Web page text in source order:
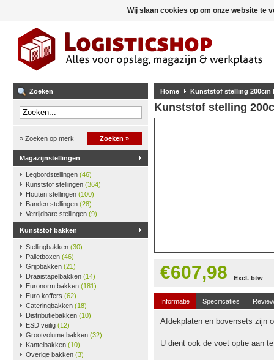
Zoeken
» Zoeken op merk Zoeken »
Magazijnstellingen
Legbordstellingen (46)
Kunststof stellingen (364)
Houten stellingen (100)
Banden stellingen (28)
Verrijdbare stellingen (9)
Kunststof bakken
Stellingbakken (30)
Palletboxen (46)
Grijpbakken (21)
Draaistapelbakken (14)
Euronorm bakken (181)
Euro koffers (62)
Cateringbakken (18)
Distributiebakken (10)
ESD veilig (12)
Grootvolume bakken (32)
Kantelbakken (10)
Overige bakken (3)
Home Kunststof stelling 200cm
Kunststof stelling
€607,98 Excl. btw
Informatie Specificaties
Afdekplaten en bovensets zijn
U dient ook de voet optie aan
Wij slaan cookies op om onze website te